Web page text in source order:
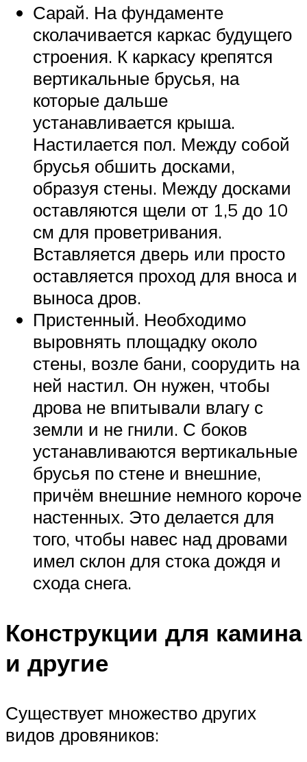
Сарай. На фундаменте
сколачивается каркас будущего
строения. К каркасу крепятся
вертикальные брусья, на
которые дальше
устанавливается крыша.
Настилается пол. Между собой
брусья обшить досками,
образуя стены. Между досками
оставляются щели от 1,5 до 10
см для проветривания.
Вставляется дверь или просто
оставляется проход для вноса и
выноса дров.
Пристенный. Необходимо
выровнять площадку около
стены, возле бани, соорудить на
ней настил. Он нужен, чтобы
дрова не впитывали влагу с
земли и не гнили. С боков
устанавливаются вертикальные
брусья по стене и внешние,
причём внешние немного короче
настенных. Это делается для
того, чтобы навес над дровами
имел склон для стока дождя и
схода снега.
Конструкции для камина
и другие
Существует множество других
видов дровяников: